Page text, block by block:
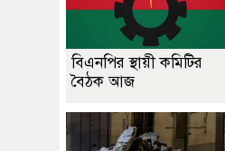
বিএনপির স্থায়ী কমিটির
বৈঠক আজ